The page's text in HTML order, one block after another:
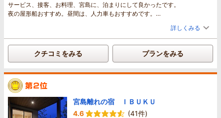
サービス、接客、お料理、宮島に、泊まりにして良かったです。
夜の屋形船おすすめ。昼間は、人力車もおすすめです。
詳しくみる
クチコミをみる プランをみる
宮島離れの宿 ＩＢＵＫＵ
4.6
(41件)